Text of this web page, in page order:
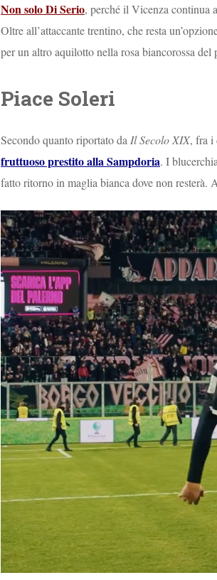
Non solo Di Serio, perché il Vicenza continua
Oltre all’attaccante trentino, che resta
per un altro aquilotto nella rosa biancorossa del
Piace Soleri
Secondo quanto riportato da Il Secolo XIX, fra i
fruttuoso prestito alla Sampdoria. I
fatto ritorno in maglia bianca dove non resterà.